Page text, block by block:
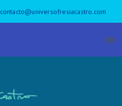
contacto@universofresiacastro.com